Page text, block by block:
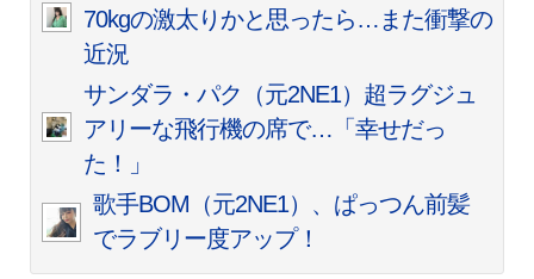
70kgの激太りかと思ったら…また衝撃の
近況
サンダラ・パク（元2NE1）超ラグジュ
アリーな飛行機の席で…「幸せだっ
た！」
歌手BOM（元2NE1）、ぱっつん前髪
でラブリー度アップ！